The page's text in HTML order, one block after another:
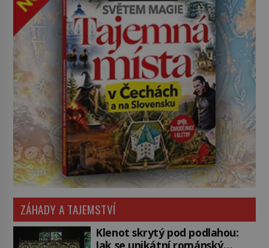
ZÁHADY A TAJEMSTVÍ
Klenot skrytý pod podlahou:
Jak se unikátní románský